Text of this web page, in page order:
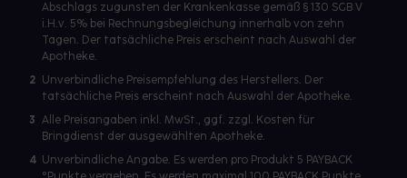
Abschlags zugunsten der Krankenkasse gemäß § 130 SGB V
i.H.v. 5% bei Rechnungsbegleichung innerhalb von zehn
Tagen. Der tatsächliche Preis erscheint nach Auswahl der
Apotheke.
2 Unverbindliche Preisempfehlung des Herstellers. Der
tatsächliche Preis erscheint nach Auswahl der Apotheke.
3 Alle Preisangaben inkl. MwSt., ggf. zzgl. Kosten für
Bringdienst der ausgewählten Apotheke.
4 Unverbindliche Angabe. Es werden pro Produkt 5 PAYBACK